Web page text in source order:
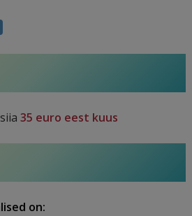
siia35 euro eest kuus
on: